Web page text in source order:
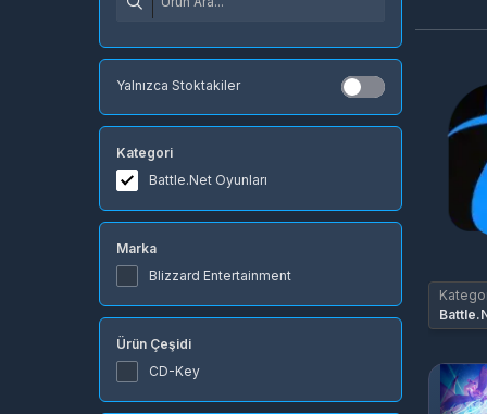
Yalnızca Stoktakiler
Kategori
Battle.Net Oyunları
Marka
Blizzard Entertainment
Ürün Çeşidi
CD-Key